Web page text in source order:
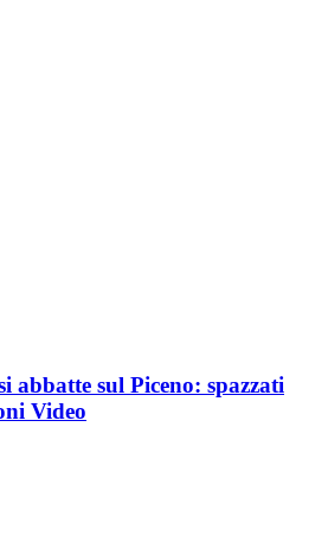
abbatte sul Piceno: spazzati
Video